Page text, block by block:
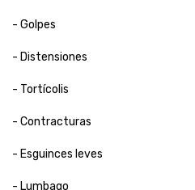
- Golpes
- Distensiones
- Tortícolis
- Contracturas
- Esguinces leves
- Lumbago